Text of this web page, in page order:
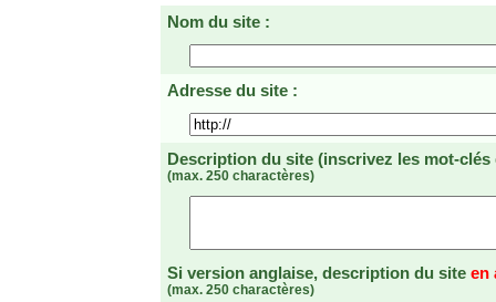
Nom du site :
Adresse du site :
Description du site (inscrivez les mot-
(max. 250 charactères)
Si version anglaise, description du site en
(max. 250 charactères)